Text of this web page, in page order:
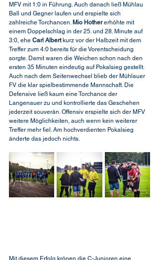
MFV mit 1:0 in Führung. Auch danach ließ Mühlau
Ball und Gegner laufen und erspielte sich
zahlreiche Torchancen. Mio Hother erhöhte mit
einem Doppelschlag in der 25. und 28. Minute auf
3:0, ehe Carl Albert kurz vor der Halbzeit mit dem
Treffer zum 4:0 bereits für die Vorentscheidung
sorgte. Damit waren die Weichen schon nach den
ersten 35 Minuten eindeutig auf Pokalsieg gestellt.
Auch nach dem Seitenwechsel blieb der Mühlauer
FV die klar spielbestimmende Mannschaft. Die
Defensive ließ kaum eine Torchance der
Langenauer zu und kontrollierte das Geschehen
jederzeit souverän. Offensiv erspielte sich der MFV
weitere Möglichkeiten, auch wenn kein weiterer
Treffer mehr fiel. Am hochverdienten Pokalsieg
änderte das jedoch nichts.
Mit diesem Erfolg krönen die C-Junioren eine